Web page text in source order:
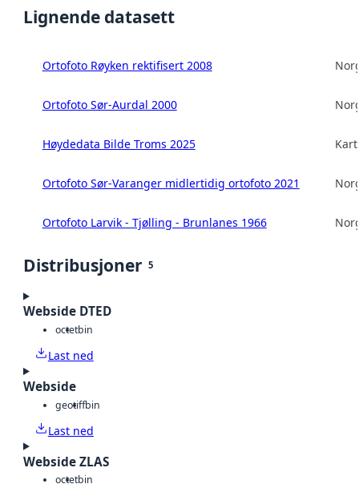
Lignende datasett
Ortofoto Røyken rektifisert 2008
Ortofoto Sør-Aurdal 2000
Høydedata Bilde Troms 2025
Ortofoto Sør-Varanger midlertidig ortofoto 2021
Ortofoto Larvik - Tjølling - Brunlanes 1966
Distribusjoner 5
Webside DTED
octetbin
Last ned
Webside
geotiffbin
Last ned
Webside ZLAS
octetbin